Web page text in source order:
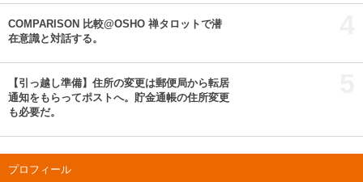
COMPARISON 比較@OSHO 禅タロットで潜
在意識と対話する。
【引っ越し準備】住所の変更は郵便局から転居
通知をもらってポストへ。貯金通帳の住所変更
も必要だ。
プロフィール